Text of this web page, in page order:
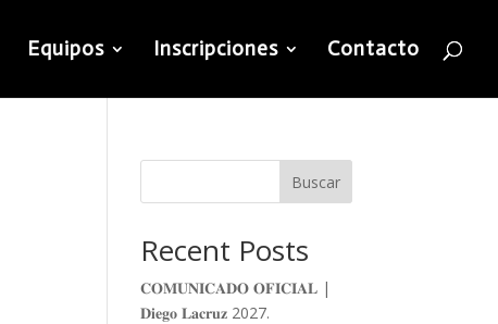
Equipos Inscripciones Contacto
Buscar
Recent Posts
𝐂𝐎𝐌𝐔𝐍𝐈𝐂𝐀𝐃𝐎 𝐎𝐅𝐈𝐂𝐈𝐀𝐋 |
𝐃𝐢𝐞𝐠𝐨 𝐋𝐚𝐜𝐫𝐮𝐳 2027.